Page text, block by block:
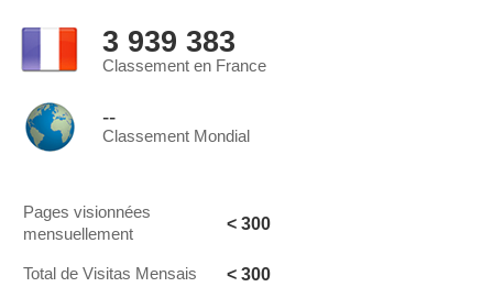
3 939 383
Classement en France
--
Classement Mondial
Pages visionnées
mensuellement
< 300
Total de Visitas Mensais < 300